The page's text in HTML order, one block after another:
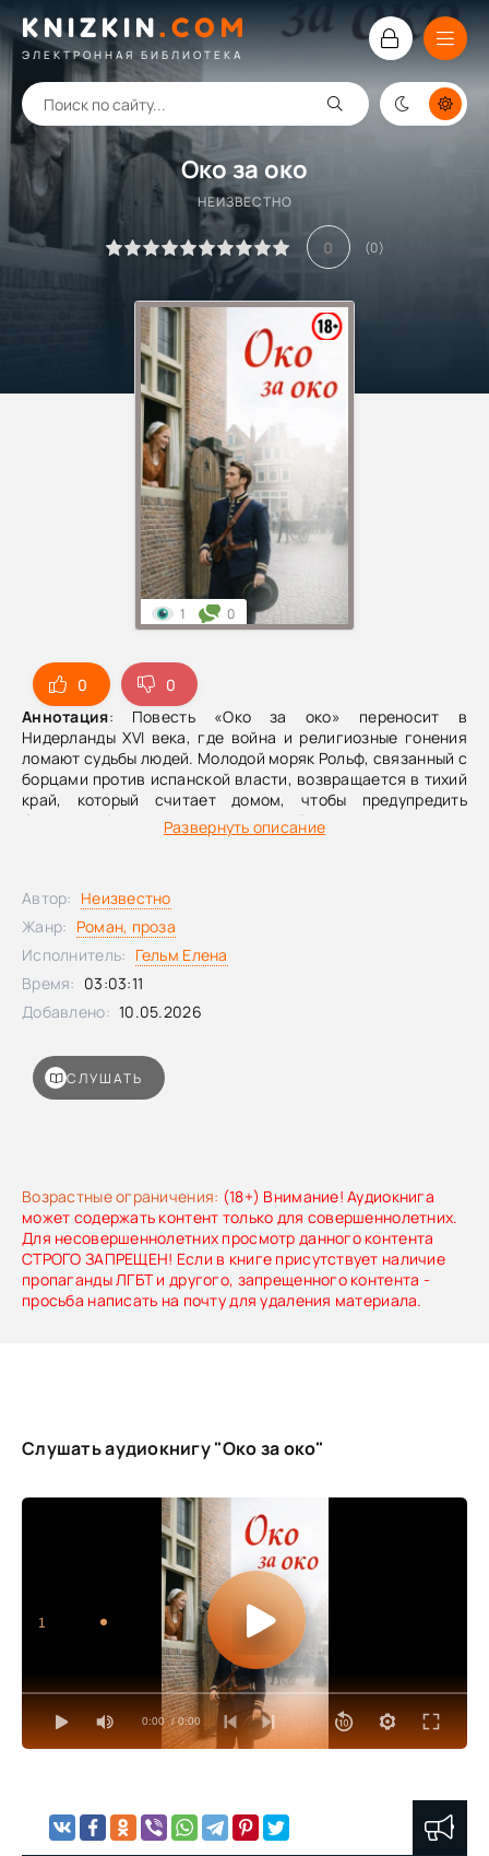
KNIZKIN.COM
ЭЛЕКТРОННАЯ БИБЛИОТЕКА
Око за око
НЕИЗВЕСТНО
0 (0)
0
0
Аннотация: Повесть «Око за око» переносит в
Нидерланды XVI века, где война и религиозные гонения
ломают судьбы людей. Молодой моряк Рольф, связанный с
борцами против испанской власти, возвращается в тихий
край, который считает домом, чтобы предупредить
близких об опасности. Но спокойные луга и каналы
оказываются лишь хрупкой оболочкой: на фоне
убеждениям.Это история о цене мести, испытаниях
совести и надежде, которая может родиться даже в
самые тёмные времена.
Развернуть описание
Возрастные ограничения: (18+) Внимание! Аудиокнига
может содержать контент только для совершеннолетних.
Для несовершеннолетних просмотр данного контента
СТРОГО ЗАПРЕЩЕН! Если в книге присутствует наличие
пропаганды ЛГБТ и другого, запрещенного контента -
просьба написать на почту для удаления материала.
1 0
СЛУШАТЬ
Автор: Неизвестно
Жанр: Роман, проза
Исполнитель: Гельм Елена
Время: 03:03:11
Добавлено: 10.05.2026
Слушать аудиокнигу "Око за око"
0:00 / 0:00
1